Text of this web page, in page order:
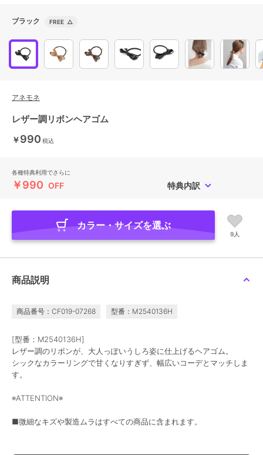
ブラック FREE △
アネモネ
レザー調リボンヘアゴム
￥990 税込
各種特典利用でさらに
￥990 OFF 特典内訳
カラー・サイズを選ぶ
9人
商品説明
商品番号：CF019-07268 型番：M2540136H
[型番：M2540136H]
レザー調のリボンが、大人っぽいうしろ姿に仕上げるヘアゴム。
シックなカラーリングで甘くなりすぎず、幅広いコーデとマッチしま
す。
※ATTENTION※
■微細なキズや製造ムラはすべての商品に含まれます。